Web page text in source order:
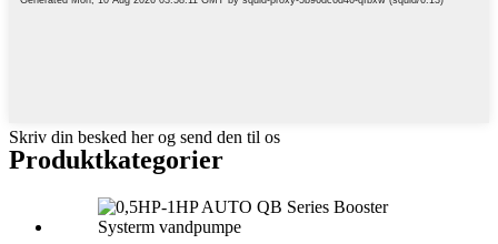
Skriv din besked her og send den til os
Produktkategorier